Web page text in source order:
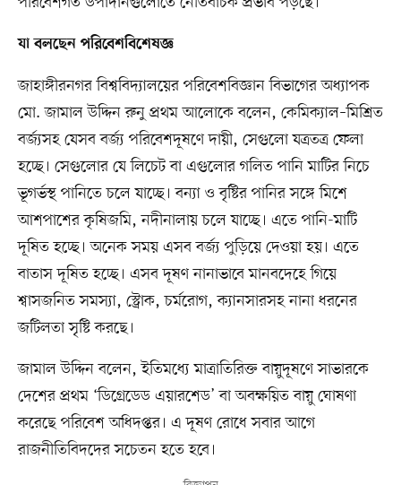
যা বলছেন পরিবেশবিশেষজ্ঞ
জাহাঙ্গীরনগর বিশ্ববিদ্যালয়ের পরিবেশবিজ্ঞান বিভাগের অধ্যাপক
মো. জামাল উদ্দিন রুনু প্রথম আলোকে বলেন, কেমিক্যাল–মিশ্রিত
বর্জ্যসহ যেসব বর্জ্য পরিবেশদূষণে দায়ী, সেগুলো যত্রতত্র ফেলা
হচ্ছে। সেগুলোর যে লিচেট বা এগুলোর গলিত পানি মাটির নিচে
ভূগর্ভস্থ পানিতে চলে যাচ্ছে। বন্যা ও বৃষ্টির পানির সঙ্গে মিশে
আশপাশের কৃষিজমি, নদীনালায় চলে যাচ্ছে। এতে পানি-মাটি
দূষিত হচ্ছে। অনেক সময় এসব বর্জ্য পুড়িয়ে দেওয়া হয়। এতে
বাতাস দূষিত হচ্ছে। এসব দূষণ নানাভাবে মানবদেহে গিয়ে
শ্বাসজনিত সমস্যা, স্ট্রোক, চর্মরোগ, ক্যানসারসহ নানা ধরনের
জটিলতা সৃষ্টি করছে।
জামাল উদ্দিন বলেন, ইতিমধ্যে মাত্রাতিরিক্ত বায়ুদূষণে সাভারকে
দেশের প্রথম ‘ডিগ্রেডেড এয়ারশেড’ বা অবক্ষয়িত বায়ু ঘোষণা
করেছে পরিবেশ অধিদপ্তর। এ দূষণ রোধে সবার আগে
রাজনীতিবিদদের সচেতন হতে হবে।